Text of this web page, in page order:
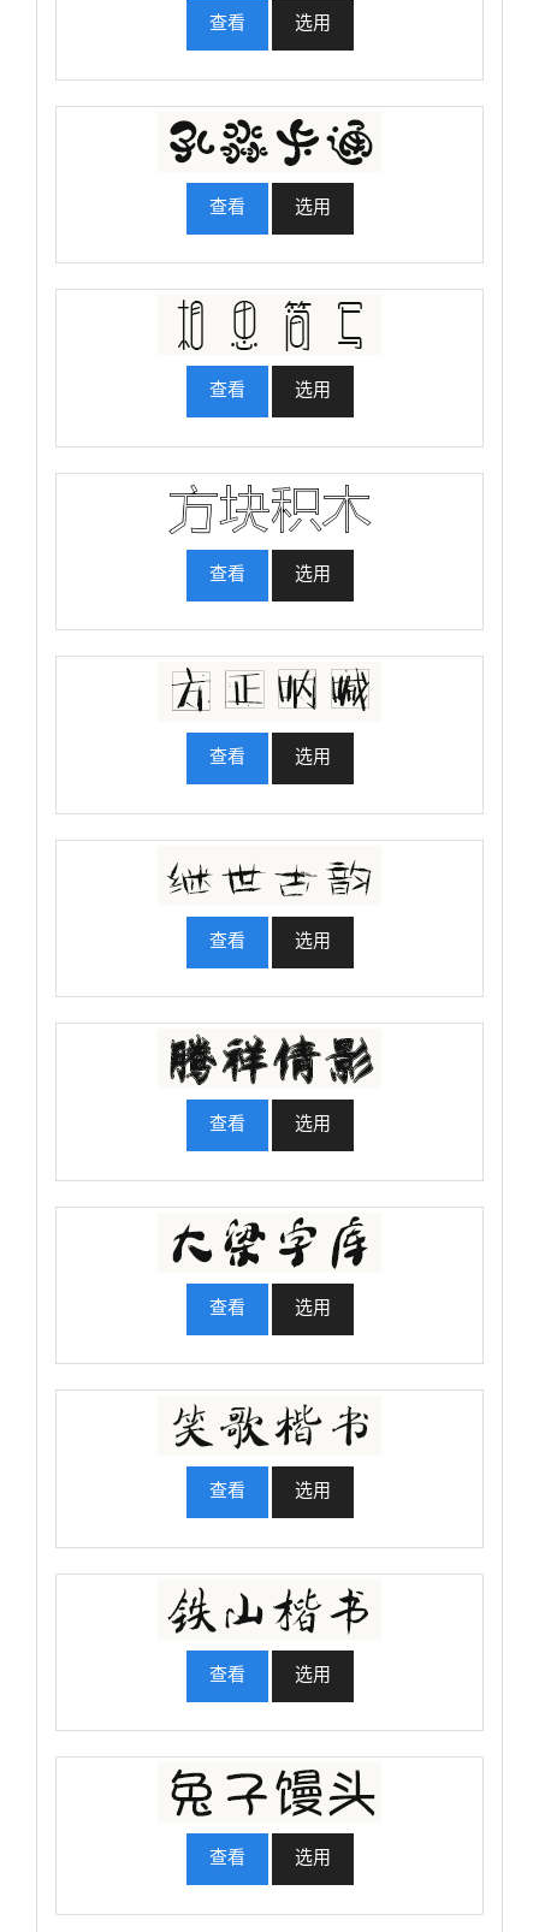
查看 选用
查看 选用
查看 选用
查看 选用
查看 选用
查看 选用
查看 选用
查看 选用
查看 选用
查看 选用
查看 选用